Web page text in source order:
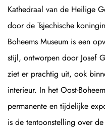
Kathedraal van de Heilige
door de Tsjechische
Boheems Museum is een
stijl, ontworpen door Josef
ziet er prachtig uit, ook
interieur. In het Oost-
permanente en tijdelijke
is de tentoonstelling over